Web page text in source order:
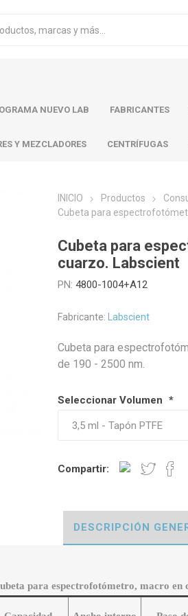
NUEVO LAB FABRICANTES
Y MEZCLADORES CENTRÍFUGAS
INICIO Productos
Cubeta para
Cubeta para
cuarzo. Labscient
PN: 4800-1004+A12
Fabricante: Labscient
Cubeta para
de 190 - 2500 nm.
Seleccionar Volumen *
Compartir:
DESCRIPCIÓN
para espectrofotómetro, macro en